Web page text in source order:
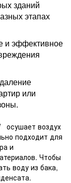
зданий
этапах
и эффективное
или
осушает воздух
подходит для
и
Чтобы
воду из бака,